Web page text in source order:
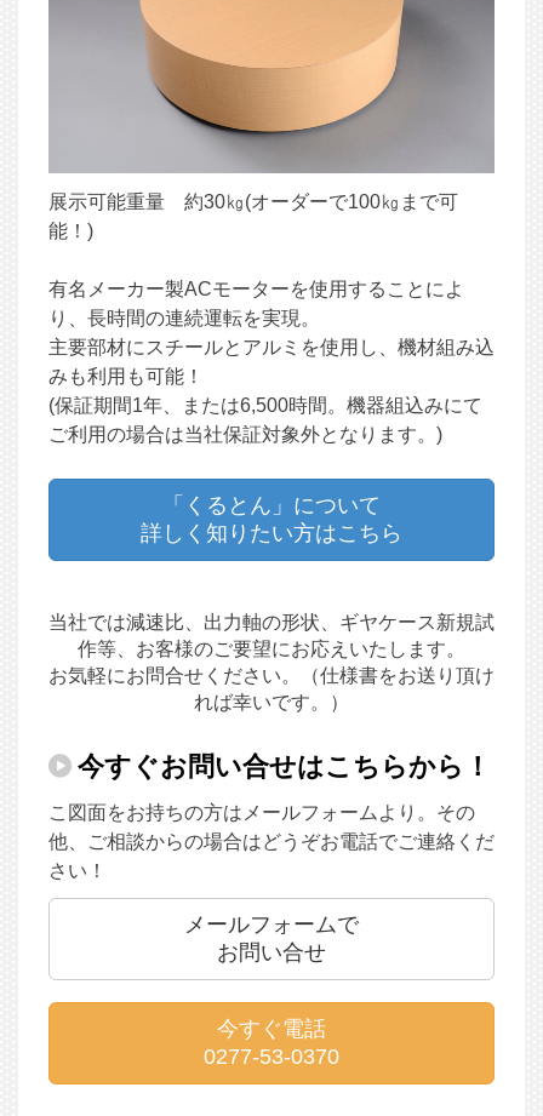
展示可能重量 約30㎏(オーダーで100㎏まで可
能！)
有名メーカー製ACモーターを使用することによ
り、長時間の連続運転を実現。
主要部材にスチールとアルミを使用し、機材組み込
みも利用も可能！
(保証期間1年、または6,500時間。機器組込みにて
ご利用の場合は当社保証対象外となります。)
「くるとん」について
詳しく知りたい方はこちら
当社では減速比、出力軸の形状、ギヤケース新規試
作等、お客様のご要望にお応えいたします。
お気軽にお問合せください。（仕様書をお送り頂け
れば幸いです。）
今すぐお問い合せはこちらから！
こ図面をお持ちの方はメールフォームより。その
他、ご相談からの場合はどうぞお電話でご連絡くだ
さい！
メールフォームで
お問い合せ
今すぐ電話
0277-53-0370